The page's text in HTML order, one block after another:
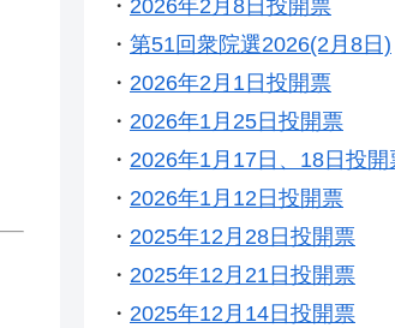
・ 2026年2月8日投開票
・ 第51回衆院選2026(2月8日)
・ 2026年2月1日投開票
・ 2026年1月25日投開票
・ 2026年1月17日、18日投開
・ 2026年1月12日投開票
・ 2025年12月28日投開票
・ 2025年12月21日投開票
・ 2025年12月14日投開票